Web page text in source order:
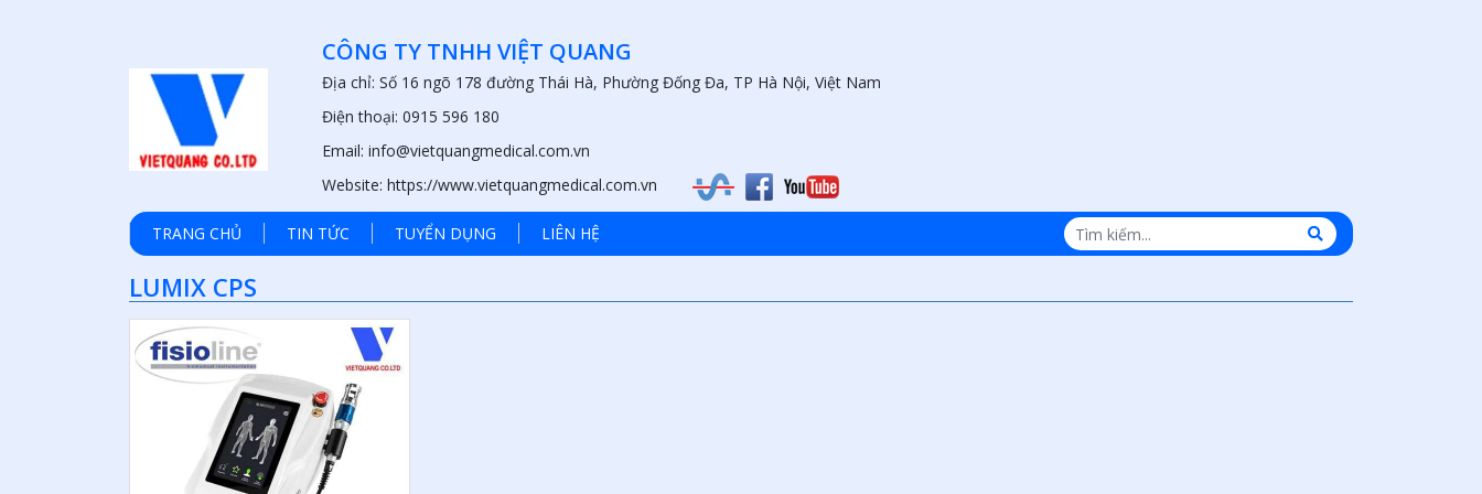
CÔNG TY TNHH VIỆT QUANG
Địa chỉ: Số 16 ngõ 178 đường Thái Hà, Phường Đống Đa, TP Hà Nội, Việt Nam
Điện thoại: 0915 596 180
Email: info@vietquangmedical.com.vn
Website: https://www.vietquangmedical.com.vn
TRANG CHỦ TIN TỨC TUYỂN DỤNG LIÊN HỆ
LUMIX CPS